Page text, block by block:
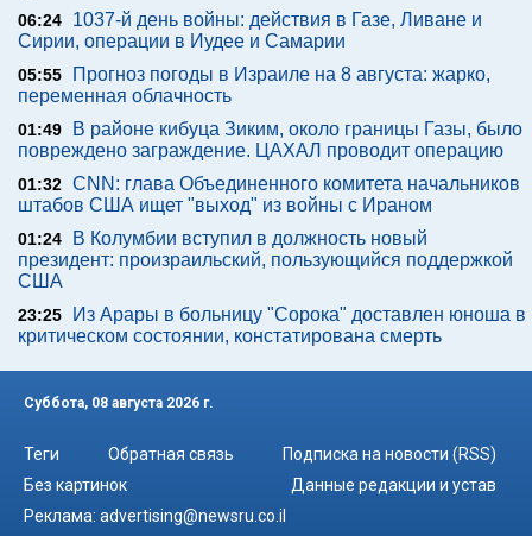
06:24
1037-й день войны: действия в Газе, Ливане и
Сирии, операции в Иудее и Самарии
05:55
Прогноз погоды в Израиле на 8 августа: жарко,
переменная облачность
01:49
В районе кибуца Зиким, около границы Газы, было
повреждено заграждение. ЦАХАЛ проводит операцию
01:32 CNN: глава Объединенного комитета начальников
штабов США ищет "выход" из войны с Ираном
01:24
В Колумбии вступил в должность новый
президент: произраильский, пользующийся поддержкой
США
23:25
Из Арары в больницу "Сорока" доставлен юноша в
критическом состоянии, констатирована смерть
Суббота, 08 августа 2026 г.
Теги Обратная связь
Подписка на новости (RSS)
Без картинок
Данные редакции и устав
Реклама: advertising@newsru.co.il